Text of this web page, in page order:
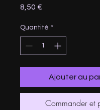
8,50 €
Quantité *
Ajouter au
Commander et